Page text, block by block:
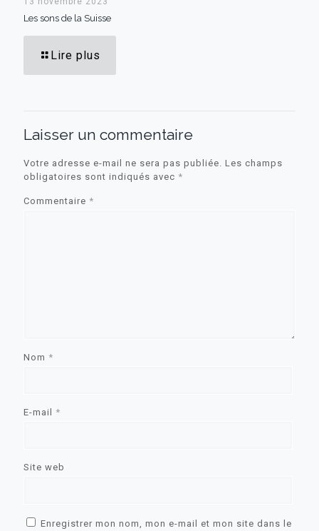
Les sons de la Suisse
Lire plus
Laisser un commentaire
Votre adresse e-mail ne sera pas publiée. Les champs
obligatoires sont indiqués avec *
Commentaire *
Nom *
E-mail *
Site web
Enregistrer mon nom, mon e-mail et mon site dans le